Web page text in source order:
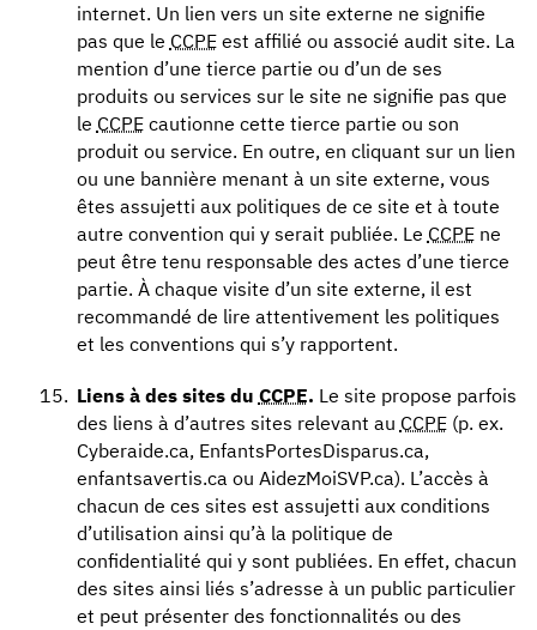
internet. Un lien vers un site externe ne signifie
pas que le CCPEest affilié ou associé audit site. La
mention d’une tierce partie ou d’un de ses
produits ou services sur le site ne signifie pas que
le CCPEcautionne cette tierce partie ou son
produit ou service. En outre, en cliquant sur un lien
ou une bannière menant à un site externe, vous
êtes assujetti aux politiques de ce site et à toute
autre convention qui y serait publiée. Le CCPEne
peut être tenu responsable des actes d’une tierce
partie. À chaque visite d’un site externe, il est
recommandé de lire attentivement les politiques
et les conventions qui s’y rapportent.
Liens à des sites du CCPE. Le site propose parfois
des liens à d’autres sites relevant au CCPE(p. ex.
Cyberaide.ca, EnfantsPortesDisparus.ca,
enfantsavertis.ca ou AidezMoiSVP.ca). L’accès à
chacun de ces sites est assujetti aux conditions
d’utilisation ainsi qu’à la politique de
confidentialité qui y sont publiées. En effet, chacun
des sites ainsi liés s’adresse à un public particulier
et peut présenter des fonctionnalités ou des